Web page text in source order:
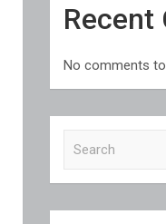
Recent
No comments
c